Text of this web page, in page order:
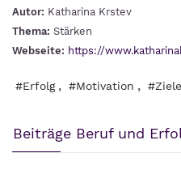
Autor: Katharina Krstev
Thema: Stärken
Webseite: https://
#Erfolg , #Motivation , #Ziele
Beiträge Beruf und